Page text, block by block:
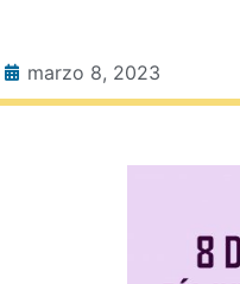
marzo 8, 2023